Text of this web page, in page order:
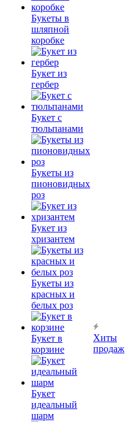
Букеты в
шляпной
коробке
Букет из
гербер
Букет с
тюльпанами
Букеты из
пионовидных
роз
Букет из
хризантем
Букеты из
красных и
белых роз
Букет в
корзине
Букет
идеальный
шарм
Хиты
продаж